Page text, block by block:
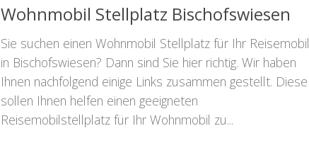
Wohnmobil Stellplatz Bischofswiesen
Sie suchen einen Wohnmobil Stellplatz für Ihr Reisemobil
in Bischofswiesen? Dann sind Sie hier richtig. Wir haben
Ihnen nachfolgend einige Links zusammen gestellt. Diese
sollen Ihnen helfen einen geeigneten
Reisemobilstellplatz für Ihr Wohnmobil zu...